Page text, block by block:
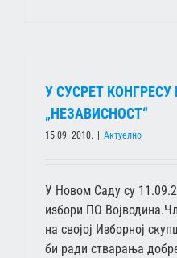
У СУСРЕТ КОНГРЕСУ
„НЕЗАВИСНОСТ“
15.09. 2010. Актуелно
У Новом Саду су
избори ПО
на својој Изборној
би ради стварања